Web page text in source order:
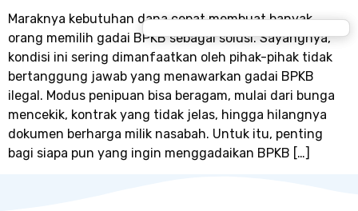
Maraknya kebutuhan dana cepat membuat banyak
orang memilih gadai BPKB sebagai solusi. Sayangnya,
kondisi ini sering dimanfaatkan oleh pihak-pihak tidak
bertanggung jawab yang menawarkan gadai BPKB
ilegal. Modus penipuan bisa beragam, mulai dari bunga
mencekik, kontrak yang tidak jelas, hingga hilangnya
dokumen berharga milik nasabah. Untuk itu, penting
bagi siapa pun yang ingin menggadaikan BPKB […]